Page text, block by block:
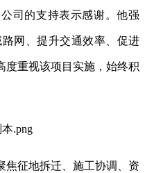
司的支持表示感谢。他强
网、提升交通效率、促进
度重视该项目实施，始终积
焦征地拆迁、施工协调、资